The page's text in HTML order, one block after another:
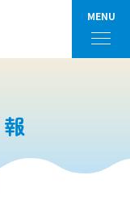
MENU